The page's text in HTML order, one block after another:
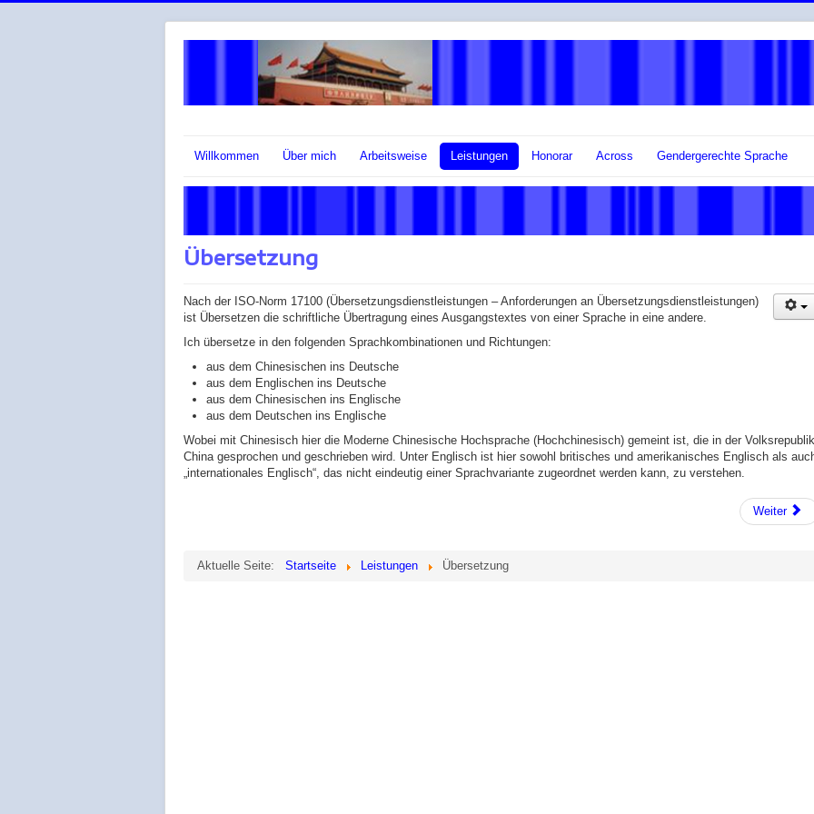
Willkommen Über mich Arbeitsweise Leistungen Honorar Across Gendergerechte Sprache
Übersetzung
Nach der ISO-Norm 17100 (Übersetzungsdienstleistungen – Anforderungen an Übersetzungsdienstleistungen)
ist Übersetzen die schriftliche Übertragung eines Ausgangstextes von einer Sprache in eine andere.
Ich übersetze in den folgenden Sprachkombinationen und Richtungen:
aus dem Chinesischen ins Deutsche
aus dem Englischen ins Deutsche
aus dem Chinesischen ins Englische
aus dem Deutschen ins Englische
Wobei mit Chinesisch hier die Moderne Chinesische Hochsprache (Hochchinesisch) gemeint ist, die in der Volksrepublik
China gesprochen und geschrieben wird. Unter Englisch ist hier sowohl britisches und amerikanisches Englisch als
„internationales Englisch“, das nicht eindeutig einer Sprachvariante zugeordnet werden kann, zu verstehen.
Weiter
Aktuelle Seite: Startseite Leistungen Übersetzung